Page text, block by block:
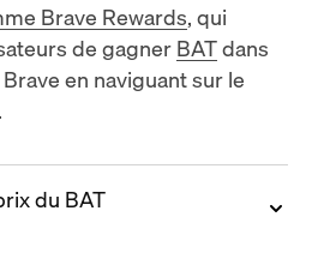
Brave Rewards, qui
de gagner BATdans
en naviguant sur le
du BAT